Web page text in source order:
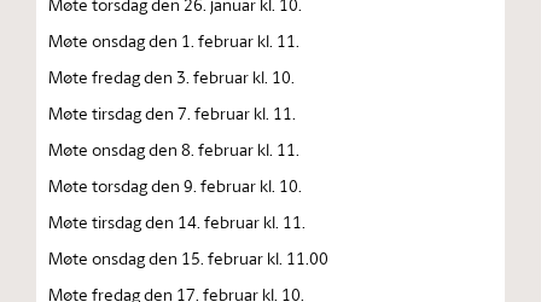
Møte onsdag den 1. februar kl. 11.
Møte fredag den 3. februar kl. 10.
Møte tirsdag den 7. februar kl. 11.
Møte onsdag den 8. februar kl. 11.
Møte torsdag den 9. februar kl. 10.
Møte tirsdag den 14. februar kl. 11.
Møte onsdag den 15. februar kl. 11.00
Møte fredag den 17. februar kl. 10.